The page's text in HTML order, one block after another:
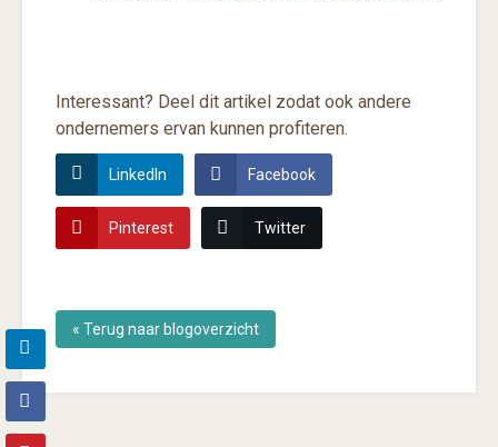
Interessant? Deel dit artikel zodat ook andere
ondernemers ervan kunnen profiteren.
LinkedIn Facebook
Pinterest Twitter
« Terug naar blogoverzicht